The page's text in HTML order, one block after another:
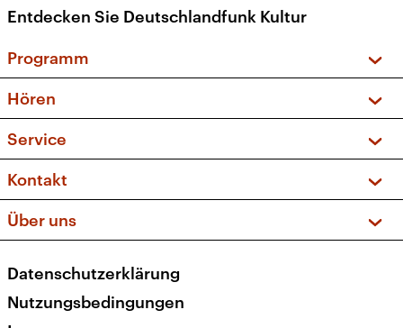
Entdecken Sie Deutschlandfunk Kultur
Programm
Sendungen und Podcasts
Musikliste
Kakadu – Das Kinderprogramm
Hören
Frequenzen (UKW + DAB+)
Service
FAQ
Apps
Newsletter
Veranstaltungen
Kontakt
Social Media
Über uns
Presse
Karriere
Datenschutzerklärung
Nutzungsbedingungen